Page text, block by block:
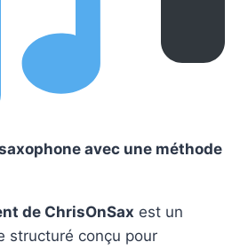
avec une méthode
de ChrisOnSax est un
structuré conçu pour